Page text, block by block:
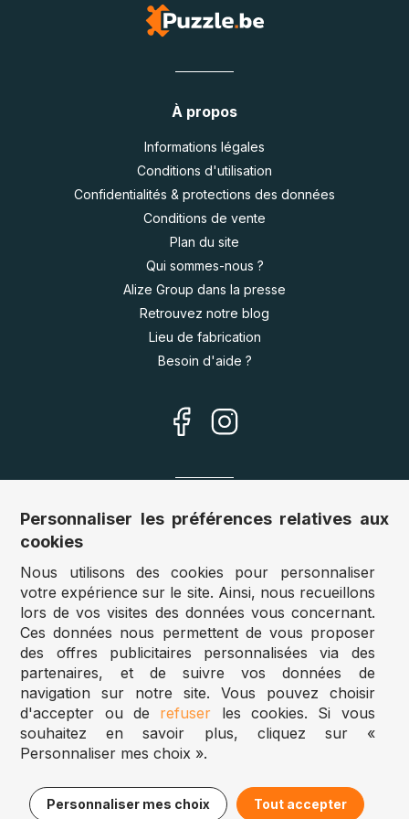
14,95€ Ajouter au panier
À propos
Informations légales
Conditions d'utilisation
Confidentialités & protections des données
Conditions de vente
Plan du site
Qui sommes-nous ?
Alize Group dans la presse
Retrouvez notre blog
Lieu de fabrication
Besoin d'aide ?
Nos sites
Autriche :www.puzzle.at
Belgique :www.puzzle.be
Royaume Uni :
www.jigsawpuzzle.co.uk
Accès revendeurs / détaillants
Vous avez un magasin ?
Vous souhaitez accéder à nos prix revendeurs ?
Puzzle.be 2025
Personnaliser les préférences relatives aux
cookies
Nous utilisons des cookies pour personnaliser
votre expérience sur le site. Ainsi, nous recueillons
lors de vos visites des données vous concernant.
Ces données nous permettent de vous proposer
des offres publicitaires personnalisées via des
partenaires, et de suivre vos données de
navigation sur notre site. Vous pouvez choisir
d'accepter ou de refuser les cookies. Si vous
souhaitez en savoir plus, cliquez sur «
Personnaliser mes choix ».
Personnaliser mes choix Tout accepter